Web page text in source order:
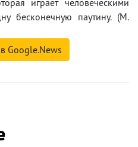
играет человеческими
бесконечную паутину. (М.
Google.News